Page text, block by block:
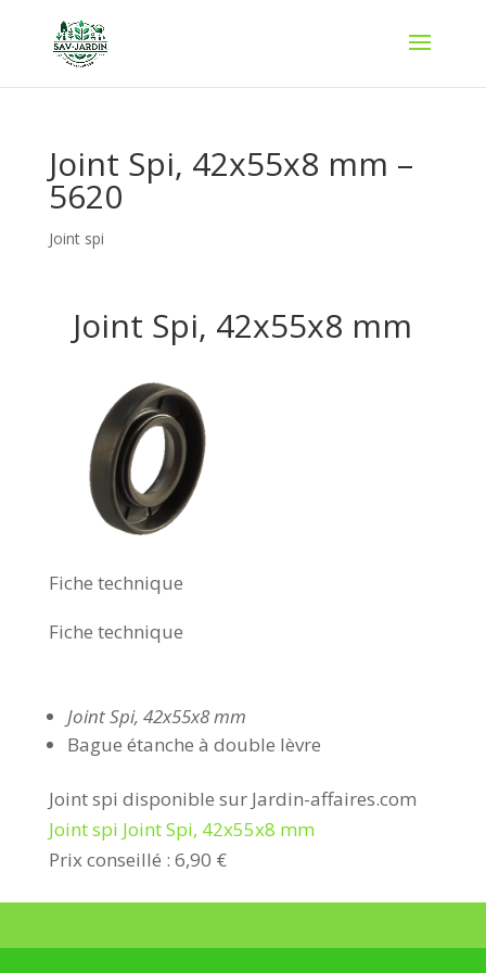
Joint Spi, 42x55x8 mm –
5620
Joint spi
Joint Spi, 42x55x8 mm
Fiche technique
Fiche technique
Joint Spi, 42x55x8 mm
Bague étanche à double lèvre
Joint spi disponible sur Jardin-affaires.com
Joint spi Joint Spi, 42x55x8 mm
Prix conseillé : 6,90 €